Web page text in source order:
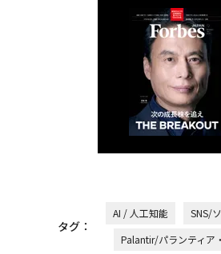
タグ：
AI / 人工知能 SNS/
Palantir/パランティア